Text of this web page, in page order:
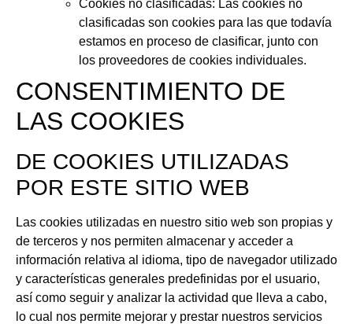
Cookies no clasificadas: Las cookies no
clasificadas son cookies para las que todavía
estamos en proceso de clasificar, junto con
los proveedores de cookies individuales.
CONSENTIMIENTO DE
LAS COOKIES
DE COOKIES UTILIZADAS
POR ESTE SITIO WEB
Las cookies utilizadas en nuestro sitio web son propias y
de terceros y nos permiten almacenar y acceder a
información relativa al idioma, tipo de navegador utilizado
y características generales predefinidas por el usuario,
así como seguir y analizar la actividad que lleva a cabo,
lo cual nos permite mejorar y prestar nuestros servicios